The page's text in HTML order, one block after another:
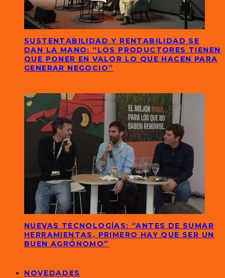
SUSTENTABILIDAD Y RENTABILIDAD SE
DAN LA MANO: “LOS PRODUCTORES TIENEN
QUE PONER EN VALOR LO QUE HACEN PARA
GENERAR NEGOCIO”
NUEVAS TECNOLOGÍAS: “ANTES DE SUMAR
HERRAMIENTAS, PRIMERO HAY QUE SER UN
BUEN AGRÓNOMO”
NOVEDADES